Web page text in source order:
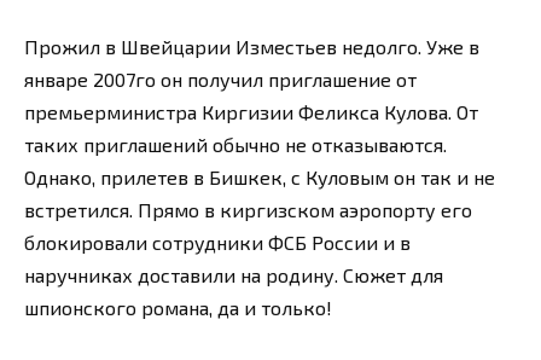
Прожил в Швейцарии Изместьев недолго. Уже в
январе 2007го он получил приглашение от
премьерминистра Киргизии Феликса Кулова. От
таких приглашений обычно не отказываются.
Однако, прилетев в Бишкек, с Куловым он так и не
встретился. Прямо в киргизском аэропорту его
блокировали сотрудники ФСБ России и в
наручниках доставили на родину. Сюжет для
шпионского романа, да и только!